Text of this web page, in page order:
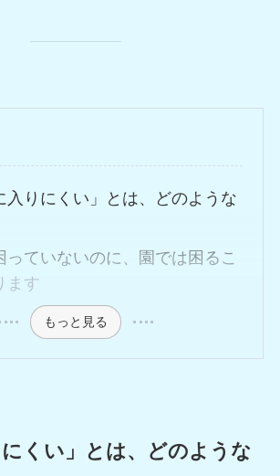
入りにくい」とは、どのような
っていないのに、園では困るこ
ます
もっと見る
にくい」とは、どのような